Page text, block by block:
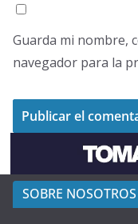
Guarda mi nombre,
navegador para la
SOBRE NOSOTROS